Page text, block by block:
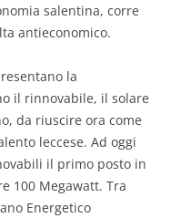
salentina, corre
antieconomico.
la
il rinnovabile, il solare
da riuscire ora come
leccese. Ad oggi
il primo posto in
100 Megawatt. Tra
Energetico